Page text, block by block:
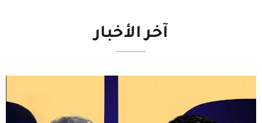
آخر الأخبار